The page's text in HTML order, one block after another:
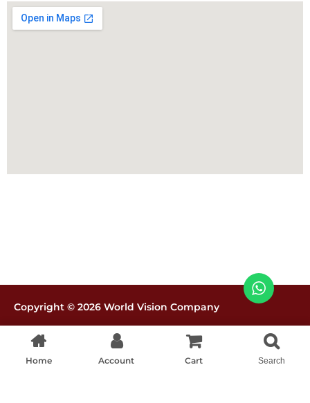
Copyright © 2026 World Vision Company
Políticas de tratamiento de datos
Home Account Cart Search